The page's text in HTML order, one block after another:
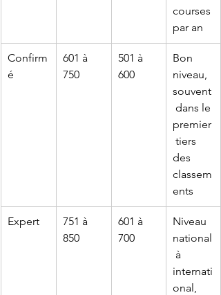
courses
par an
Confirm
é
601 à
750
501 à
600
Bon
niveau,
souvent
dans le
premier
tiers
des
classem
ents
Expert
751 à
850
601 à
700
Niveau
national
à
internati
onal,